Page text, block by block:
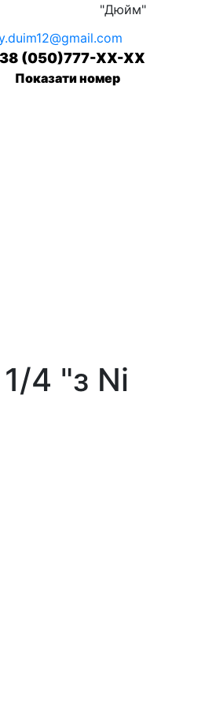
"Дюйм"
(050)777-XX-XX
Показати номер
4 "з Ni